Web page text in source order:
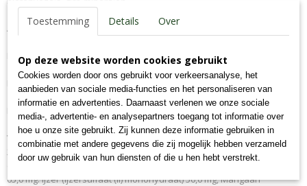
Analyse:
Ruw eiwit 24.0%, Ruw vet 12.0%, Ruwe Celstof 2.0%,
Ruwe As 9.0%, Calcium 1.9%, Fosfor 1.2%, Vocht 9.0%
Nutritionele toevoegingsmiddelen per kg.
Vitamine A (alfa-retinylacetaat) 25000 IE, Vitamine D3 (cholecalciferol)
2000 IE, Vitamine E (all-rac alpha-tocopheryl acetate) 75 IE, Koper
(koper (II) sulfaat pentahydraat) 5,0 mg, Zink (Zinksulfaatmonohydraat)
65,0 mg. IJzer (ijzersulfaat (II) monohydraat) 50,0 mg, Mangaan
Toestemming Details Over
Op deze website worden cookies gebruikt
Cookies worden door ons gebruikt voor verkeersanalyse, het
aanbieden van sociale media-functies en het personaliseren van
informatie en advertenties. Daarnaast verlenen we onze sociale
media-, advertentie- en analysepartners toegang tot informatie over
hoe u onze site gebruikt. Zij kunnen deze informatie gebruiken in
combinatie met andere gegevens die zij mogelijk hebben verzameld
door uw gebruik van hun diensten of die u hen hebt verstrekt.